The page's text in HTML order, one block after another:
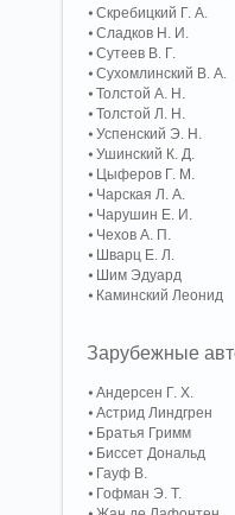
Скребицкий Г. А.
Сладков Н. И.
Сутеев В. Г.
Сухомлинский В. А.
Толстой А. Н.
Толстой Л. Н.
Успенский Э. Н.
Ушинский К. Д.
Цыферов Г. М.
Чарская Л. А.
Чарушин Е. И.
Чехов А. П.
Шварц Е. Л.
Шим Эдуард
Каминский Леонид
Зарубежные
Андерсен Г. Х.
Астрид Линдгрен
Братья Гримм
Биссет Дональд
Гауф В.
Гофман Э. Т.